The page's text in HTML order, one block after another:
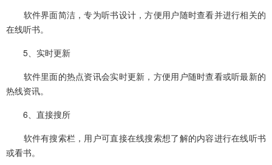
软件界面简洁，专为听书设计，方便用户随时查看并进行相关的
在线听书。
5、实时更新
软件里面的热点资讯会实时更新，方便用户随时查看或听最新的
热线资讯。
6、直接搜所
软件有搜索栏，用户可直接在线搜索想了解的内容进行在线听书
或看书。